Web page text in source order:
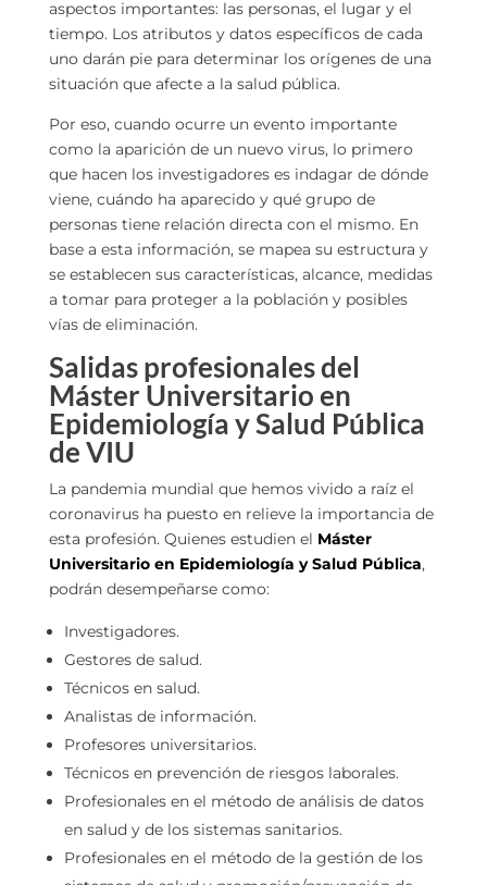
aspectos importantes: las personas, el lugar y el
tiempo. Los atributos y datos específicos de cada
uno darán pie para determinar los orígenes de una
situación que afecte a la salud pública.
Por eso, cuando ocurre un evento importante
como la aparición de un nuevo virus, lo primero
que hacen los investigadores es indagar de dónde
viene, cuándo ha aparecido y qué grupo de
personas tiene relación directa con el mismo. En
base a esta información, se mapea su estructura y
se establecen sus características, alcance, medidas
a tomar para proteger a la población y posibles
vías de eliminación.
Salidas profesionales del
Máster Universitario en
Epidemiología y Salud Pública
de VIU
La pandemia mundial que hemos vivido a raíz el
coronavirus ha puesto en relieve la importancia de
esta profesión. Quienes estudien el Máster
Universitario en Epidemiología y Salud Pública,
podrán desempeñarse como:
Investigadores.
Gestores de salud.
Técnicos en salud.
Analistas de información.
Profesores universitarios.
Técnicos en prevención de riesgos laborales.
Profesionales en el método de análisis de datos
en salud y de los sistemas sanitarios.
Profesionales en el método de la gestión de los